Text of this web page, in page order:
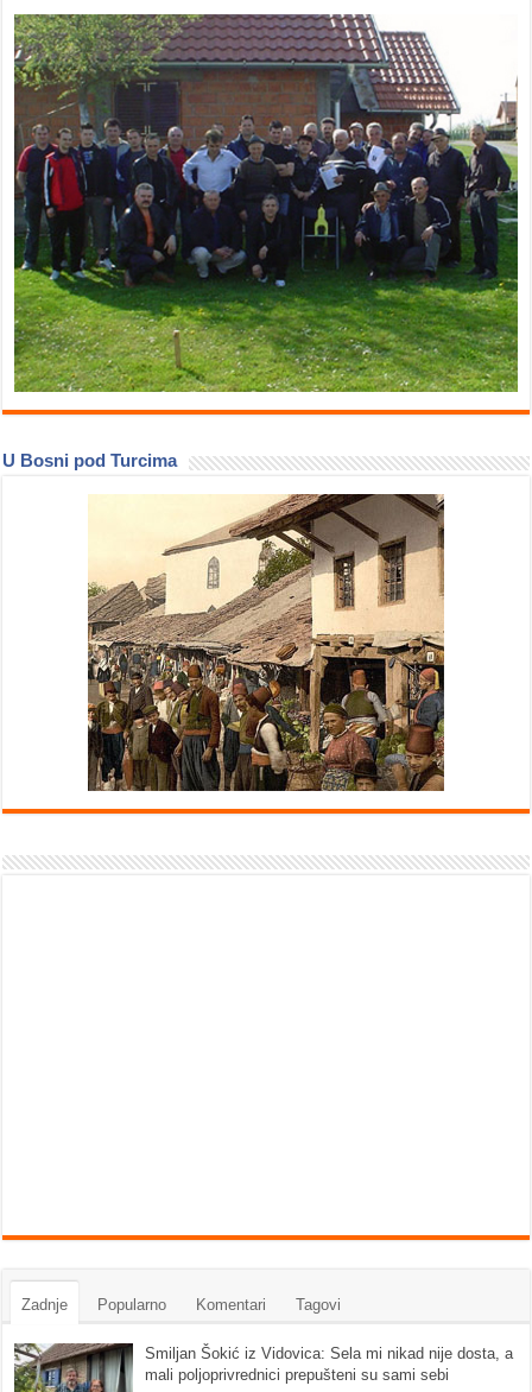
U Bosni pod Turcima
Zadnje Popularno Komentari Tagovi
Smiljan Šokić iz Vidovica: Sela mi nikad nije dosta, a
mali poljoprivrednici prepušteni su sami sebi